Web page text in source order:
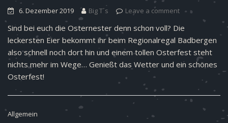
6. Dezember 2019 Big T´s Leave a comment
Sind bei euch die Osternester denn schon voll? Die
leckersten Eier bekommt ihr beim Regionalregal Badbergen
also schnell noch dort hin und einem tollen Osterfest steht
nichts mehr im Wege… Genießt das Wetter und ein schönes
Osterfest!
Allgemein